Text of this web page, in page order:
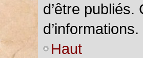
d’être publiés.
d’informations.
Haut